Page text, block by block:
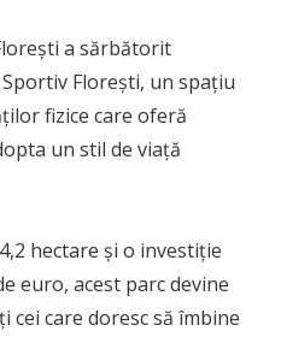
a sărbătorit
Florești, un spațiu
fizice care oferă
un stil de viață
hectare și o investiție
euro, acest parc devine
care doresc să îmbine